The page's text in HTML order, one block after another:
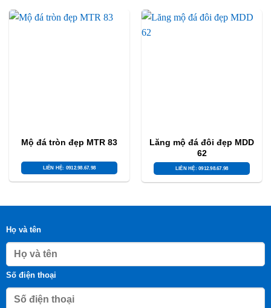
Mộ đá tròn đẹp MTR 83
LIÊN HỆ: 0912.98.67.98
Lăng mộ đá đôi đẹp MDD
62
LIÊN HỆ: 0912.98.67.98
Họ và tên
Số điện thoại